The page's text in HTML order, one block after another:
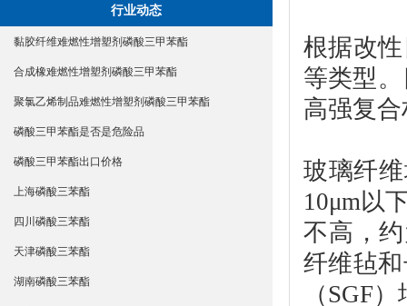
行业动态
黏胶纤维难燃性增塑剂磷酸三甲苯酯
合成橡难燃性增塑剂磷酸三甲苯酯
聚氯乙烯制品难燃性增塑剂磷酸三甲苯酯
磷酸三甲苯酯是否是危险品
磷酸三甲苯酯出口价格
上海磷酸三苯酯
四川磷酸三苯酯
天津磷酸三苯酯
湖南磷酸三苯酯
根据改
等类型
高强复
玻璃纤
10μm以
不高，
纤维毡
（SGF